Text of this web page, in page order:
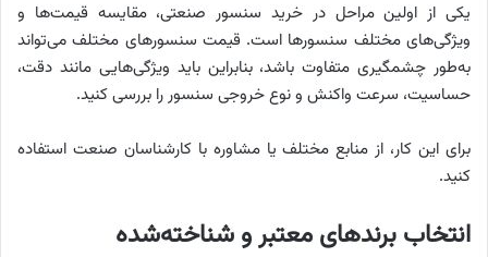
یکی از اولین مراحل در خرید سنسور صنعتی، مقایسه قیمت‌ها و
ویژگی‌های مختلف سنسورها است. قیمت سنسورهای مختلف می‌تواند
به‌طور چشمگیری متفاوت باشد، بنابراین باید ویژگی‌هایی مانند دقت،
حساسیت، سرعت واکنش و نوع خروجی سنسور را بررسی کنید.
برای این کار، از منابع مختلف یا مشاوره با کارشناسان صنعت استفاده
کنید.
انتخاب برندهای معتبر و شناخته‌شده